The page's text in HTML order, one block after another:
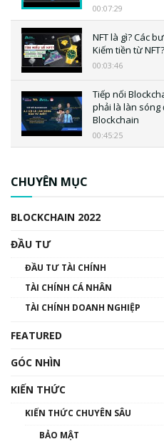
00:07:29
NFT là gì? Các
Kiếm tiền từ
00:03:46
Tiếp nối
phải là làn sóng
Blockchain
00:45:25
00:02:14
Nhìn lại năm
đến hệ sinh thái
CHUYÊN MỤC
BLOCKCHAIN 2022
ĐẦU TƯ
ĐẦU TƯ TÀI CHÍNH
TÀI CHÍNH CÁ NHÂN
TÀI CHÍNH DOANH NGHIỆP
FEATURED
GÓC NHÌN
KIẾN THỨC
KIẾN THỨC CHUYÊN SÂU
BẢO MẬT